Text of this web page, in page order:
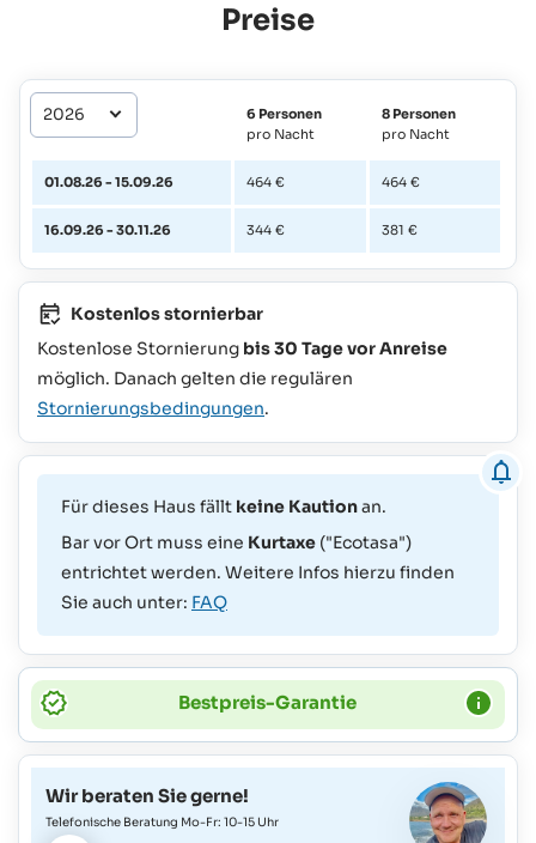
Preise
6 Personen
pro Nacht
8 Personen
pro Nacht
01.08.26 - 15.09.26 464 € 464 €
16.09.26 - 30.11.26 344 € 381 €
Kostenlos stornierbar
Kostenlose Stornierung bis 30 Tage vor Anreise
möglich. Danach gelten die regulären
Stornierungsbedingungen.
Für dieses Haus fällt keine Kautionan.
Bar vor Ort muss eine Kurtaxe ("Ecotasa")
entrichtet werden. Weitere Infos hierzu finden
Sie auch unter: FAQ
Bestpreis-Garantie
Wir beraten Sie gerne!
Telefonische Beratung Mo-Fr: 10-15 Uhr